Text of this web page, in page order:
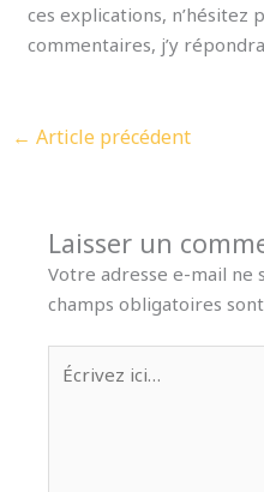
ces explications, n’hésitez
commentaires, j’y
← Article précédent
Laisser un
Votre adresse e-mail ne
champs obligatoires
Écrivez
ici…